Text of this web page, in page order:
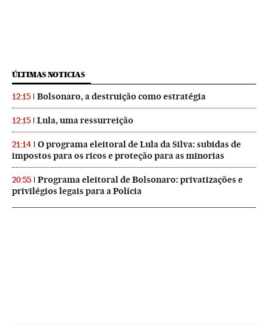
ÚLTIMAS NOTICIAS
12:15 Bolsonaro, a destruição como estratégia
12:15 Lula, uma ressurreição
21:14
O programa eleitoral de Lula da Silva: subidas de
impostos para os ricos e proteção para as minorias
20:55
Programa eleitoral de Bolsonaro: privatizações e
privilégios legais para a Polícia